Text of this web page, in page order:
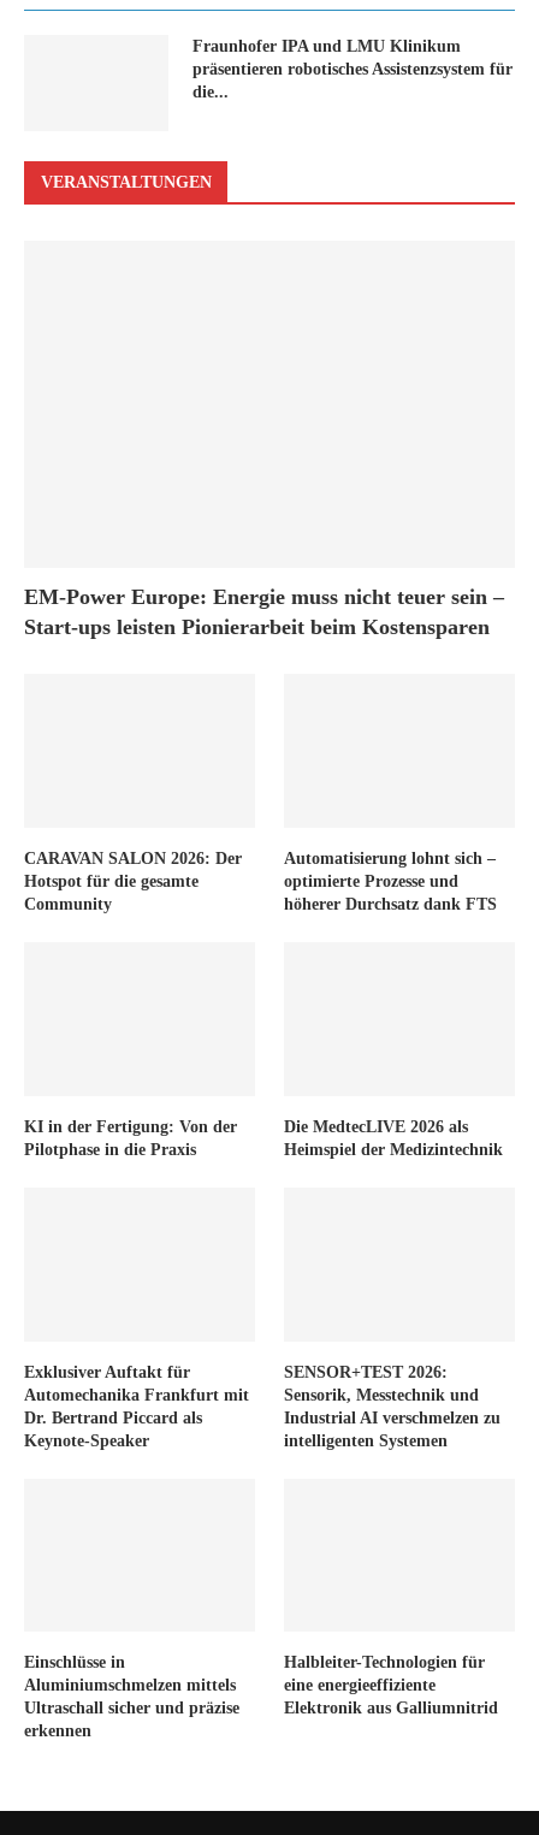
Fraunhofer IPA und LMU Klinikum
präsentieren robotisches Assistenzsystem für
die...
VERANSTALTUNGEN
EM-Power Europe: Energie muss nicht teuer sein –
Start-ups leisten Pionierarbeit beim Kostensparen
CARAVAN SALON 2026: Der
Hotspot für die gesamte
Community
Automatisierung lohnt sich –
optimierte Prozesse und
höherer Durchsatz dank FTS
KI in der Fertigung: Von der
Pilotphase in die Praxis
Die MedtecLIVE 2026 als
Heimspiel der Medizintechnik
Exklusiver Auftakt für
Automechanika Frankfurt mit
Dr. Bertrand Piccard als
Keynote-Speaker
SENSOR+TEST 2026:
Sensorik, Messtechnik und
Industrial AI verschmelzen zu
intelligenten Systemen
Einschlüsse in
Aluminiumschmelzen mittels
Ultraschall sicher und präzise
erkennen
Halbleiter-Technologien für
eine energieeffiziente
Elektronik aus Galliumnitrid